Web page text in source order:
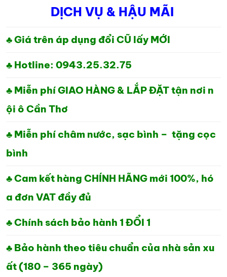
1,050,000₫.
TẠI
LÀ:
870,000₫.
DỊCH VỤ & HẬU MÃI
♣ Giá trên áp dụng đổi CŨ lấy MỚI
♣ Hotline: 0943.25.32.75
♣ Miễn phí GIAO HÀNG & LẮP ĐẶT tận nơi n
ội ô Cần Thơ
♣ Miễn phí châm nước, sạc bình – tặng cọc
bình
♣ Cam kết hàng CHÍNH HÃNG mới 100%, hó
a đơn VAT đầy đủ
♣ Chính sách bảo hành 1 ĐỔI 1
♣ Bảo hành theo tiêu chuẩn của nhà sản xu
ất (180 – 365 ngày)